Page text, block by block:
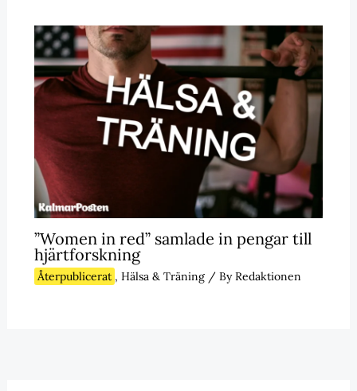
”Women in red” samlade in pengar till
hjärtforskning
Återpublicerat , Hälsa & Träning/ ByRedaktionen